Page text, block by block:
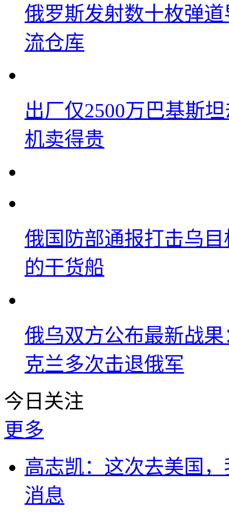
俄罗斯发射数十枚弹
流仓库
出厂仅2500万巴基斯
机卖得贵
俄国防部通报打击乌
的干货船
俄乌双方公布最新战
克兰多次击退俄军
今日关注
更多
高志凯：这次去美国
消息